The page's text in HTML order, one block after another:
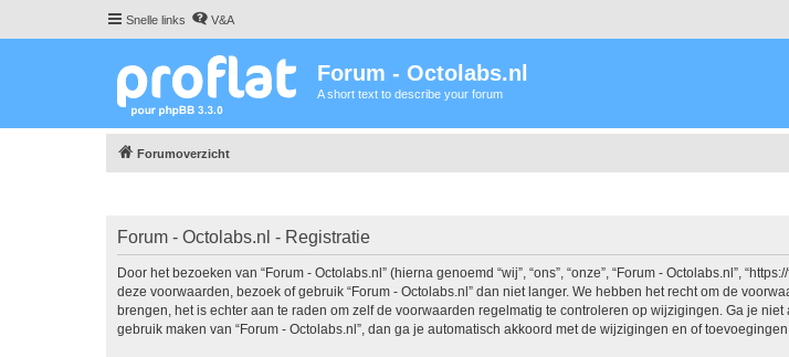
Snelle links V&A
Forum - Octolabs.nl
A short text to describe your forum
Forumoverzicht
Forum - Octolabs.nl - Registratie
Door het bezoeken van “Forum - Octolabs.nl” (hierna genoemd “wij”, “ons”, “onze”, “Forum - Octolabs.nl”,
deze voorwaarden, bezoek of gebruik “Forum - Octolabs.nl” dan niet langer. We hebben het recht om de
brengen, het is echter aan te raden om zelf de voorwaarden regelmatig te controleren op wijzigingen. Ga je
gebruik maken van “Forum - Octolabs.nl”, dan ga je automatisch akkoord met de wijzigingen en of toevoegingen.